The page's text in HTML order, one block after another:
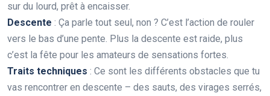
sur du lourd, prêt à encaisser.
Descente : Ça parle tout seul, non ? C’est l’action de rouler
vers le bas d’une pente. Plus la descente est raide, plus
c’est la fête pour les amateurs de sensations fortes.
Traits techniques : Ce sont les différents obstacles que tu
vas rencontrer en descente – des sauts, des virages serrés,